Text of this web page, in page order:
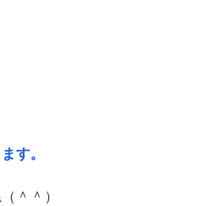
す。
＾＾）